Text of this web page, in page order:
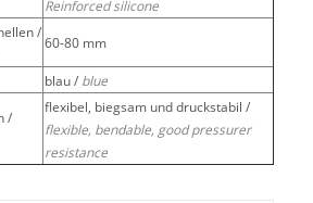
Reinforced silicone
/
60-80 mm
blau / blue
/
flexibel, biegsam und druckstabil /
flexible, bendable, good pressurer
resistance